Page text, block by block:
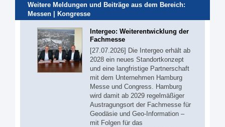
Weitere Meldungen und Beiträge aus dem Bereich:
Messen | Kongresse
Intergeo: Weiterentwicklung der
Fachmesse
[27.07.2026] Die Intergeo erhält ab
2028 ein neues Standortkonzept
und eine langfristige Partnerschaft
mit dem Unternehmen Hamburg
Messe und Congress. Hamburg
wird damit ab 2029 regelmäßiger
Austragungsort der Fachmesse für
Geodäsie und Geo-Information –
mit Folgen für das